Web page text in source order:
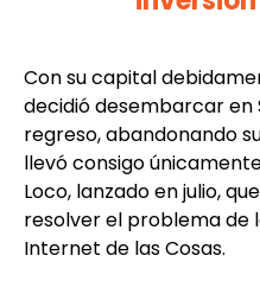
Con su capital
decidió desembarcar en
regreso, abandonando
llevó consigo
Loco, lanzado en julio,
resolver el problema de
Internet de las Cosas.